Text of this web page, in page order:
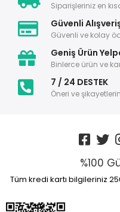
Siparişleriniz en
Güvenli
Güvenli ve kolay
Geniş Ürün
Binlerce ürün ve
7 / 24 DESTEK
Öneri ve
%100
Tüm kredi kartı bilgileriniz